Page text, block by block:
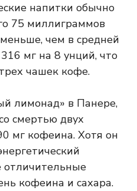
напитки обычно
75 миллиграммов
чем в средней
мг на 8 унций, что
чашек кофе.
лимонад» в Панере,
смертью двух
мг кофеина. Хотя он
отличительные
кофеина и сахара.